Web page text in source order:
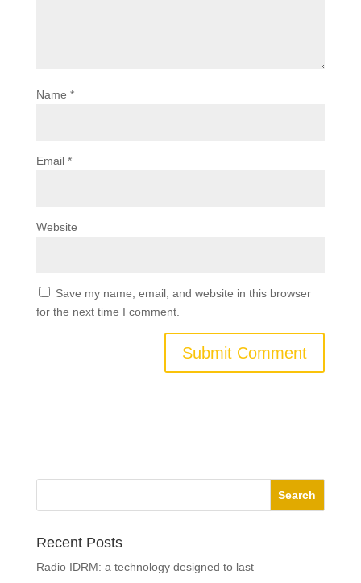
Name *
Email *
Website
Save my name, email, and website in this browser
for the next time I comment.
Recent Posts
Radio IDRM: a technology designed to last